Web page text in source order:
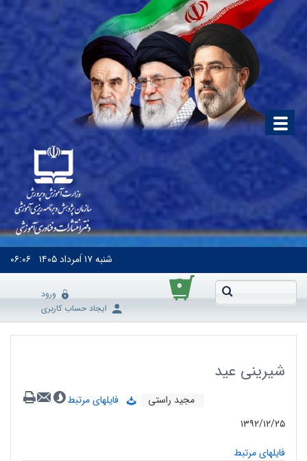
شنبه۱۷ اَمرداد ۱۴۰۵ ۰۶:۰۶
۰
ورود
ایجاد حساب کاربری
شیرینی عید
مجید راستی
فایلهای مرتبط
۱۳۹۲/۱۲/۲۵
فایلهای مرتبط